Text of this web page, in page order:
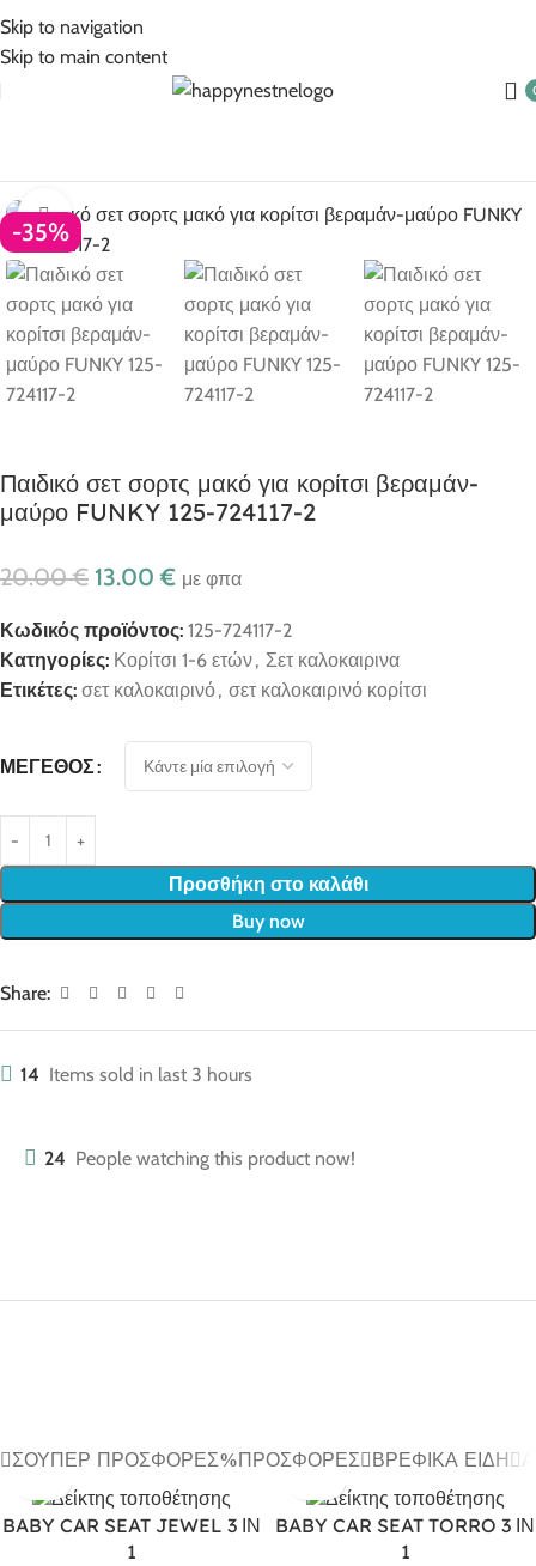
Skip to navigation
Skip to main content
-35%
Click to enlarge
Παιδικό σετ σορτς μακό για κορίτσι βεραμάν-
μαύρο FUNKY 125-724117-2
20.00€ 13.00€ με φπα
Κωδικός προϊόντος: 125-724117-2
Κατηγορίες: Κορίτσι 1-6 ετών, Σετ καλοκαιρινα
Ετικέτες: σετ καλοκαιρινό, σετ καλοκαιρινό κορίτσι
ΜΈΓΕΘΟΣ
Προσθήκη στο καλάθι
Buy now
Share:
14 Items sold in last 3 hours
24 People watching this product now!
ΣΟΎΠΕΡ ΠΡΟΣΦΟΡΈΣ ΠΡΟΣΦΟΡΈΣ ΒΡΕΦΙΚΆ ΕΊΔΗ
BABY CAR SEAT JEWEL 3 ΙΝ
1
BABY CAR SEAT TORRO 3 ΙΝ
1
5% Επιπλέον έκπτωση για πληρωμές με κάρτα!